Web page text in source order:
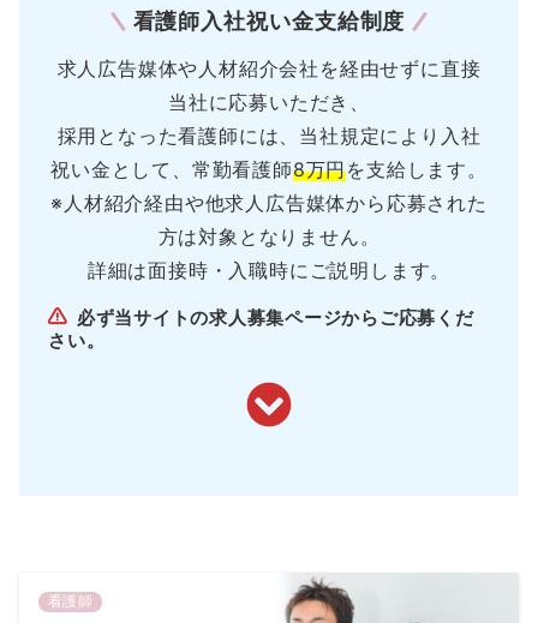
看護師入社祝い金支給制度
求人広告媒体や人材紹介会社を経由せずに直接
当社に応募いただき、
採用となった看護師には、当社規定により入社
祝い金として、常勤看護師8万円を支給します。
※人材紹介経由や他求人広告媒体から応募された
方は対象となりません。
詳細は面接時・入職時にご説明します。
必ず当サイトの求人募集ページからご応募くだ
さい。
看護師